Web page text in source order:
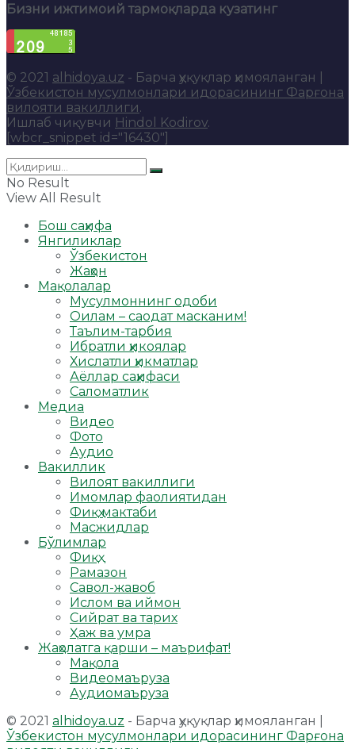
Бизни ижтимоий тармоқларда кузатинг
© 2021 alhidoya.uz - Барча ҳуқуқлар ҳимояланган |
Ўзбекистон мусулмонлари идорасининг Фарғона
вилояти вакиллиги.
Ишлаб чиқувчи Hindol Kodirov.
[wbcr_snippet id="16430"]
No Result
View All Result
Бош саҳифа
Янгиликлар
Ўзбекистон
Жаҳон
Мақолалар
Мусулмоннинг одоби
Оилам – саодат масканим!
Таълим-тарбия
Ибратли ҳикоялар
Хислатли ҳикматлар
Аёллар саҳифаси
Саломатлик
Медиа
Видео
Фото
Аудио
Вакиллик
Вилоят вакиллиги
Имомлар фаолиятидан
Фиқҳ мактаби
Масжидлар
Бўлимлар
Фиқҳ
Рамазон
Савол-жавоб
Ислом ва иймон
Сийрат ва тарих
Ҳаж ва умра
Жаҳолатга қарши – маърифат!
Мақола
Видеомаъруза
Аудиомаъруза
© 2021 alhidoya.uz - Барча ҳуқуқлар ҳимояланган |
Ўзбекистон мусулмонлари идорасининг Фарғона